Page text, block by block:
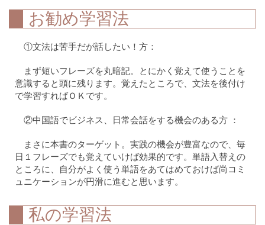
お勧め学習法
①文法は苦手だが話したい！方：
まず短いフレーズを丸暗記。とにかく覚えて使うことを
意識すると頭に残ります。覚えたところで、文法を後付け
で学習すればＯＫです。
②中国語でビジネス、日常会話をする機会のある方 ：
まさに本書のターゲット。実践の機会が豊富なので、毎
日１フレーズでも覚えていけば効果的です。単語入替えの
ところに、自分がよく使う単語をあてはめておけば尚コミ
ュニケーションが円滑に進むと思います。
私の学習法